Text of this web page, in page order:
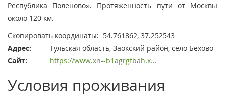
Республика Поленово». Протяженность пути от Москвы
около 120 км.
Скопировать координаты: 54.761862, 37.252543
Адрес:
Тульская область, Заокский район, село Бехово
Сайт:
https://www.xn--b1agrgfbah.x...
Условия проживания